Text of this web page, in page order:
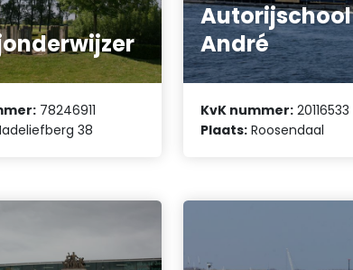
78246911
38
Autorijschool
André
KvK nummer: 20116533
Plaats: Roosendaal